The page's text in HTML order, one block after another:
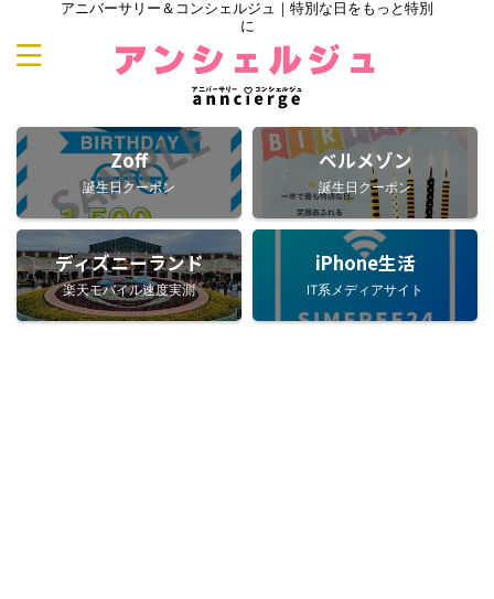
アニバーサリー＆コンシェルジュ｜特別な日をもっと特別
に
Zoff
誕生日クーポン
ベルメゾン
誕生日クーポン
ディズニーランド
楽天モバイル速度実測
iPhone生活
IT系メディアサイト